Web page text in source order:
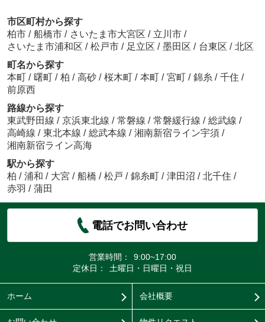
市区町村から探す
柏市 / 船橋市 / さいたま市大宮区 / 立川市 /
さいたま市浦和区 / 松戸市 / 足立区 / 墨田区 / 台東区 / 北区
町名から探す
本町 / 曙町 / 柏 / 高砂 / 桜木町 / 本町 / 宮町 / 錦糸 / 千住 /
前原西
路線から探す
東武野田線 / 京浜東北線 / 常磐線 / 常磐緩行線 / 総武線 /
高崎線 / 東北本線 / 総武本線 / 湘南新宿ライン宇須 /
湘南新宿ライン高海
駅から探す
柏 / 浦和 / 大宮 / 船橋 / 松戸 / 錦糸町 / 津田沼 / 北千住 /
赤羽 / 蒲田
電話でお問い合わせ
営業時間：
9:00~17:00
定休日：
土曜日・日曜日・祝日
ホーム 会社概要